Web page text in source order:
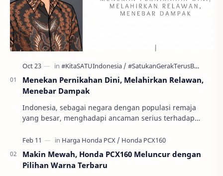
Menekan Pernikahan Dini, Melahirkan Relawan,
Menebar Dampak
Indonesia, sebagai negara dengan populasi remaja
yang besar, menghadapi ancaman serius terhadap
per…
Makin Mewah, Honda PCX160 Meluncur dengan
Pilihan Warna Terbaru